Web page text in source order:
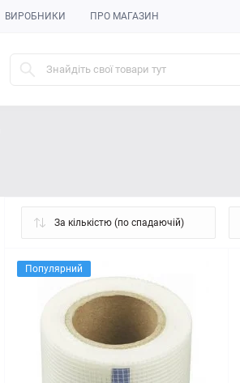
ВИРОБНИКИ ПРО МАГАЗИН
Популярний